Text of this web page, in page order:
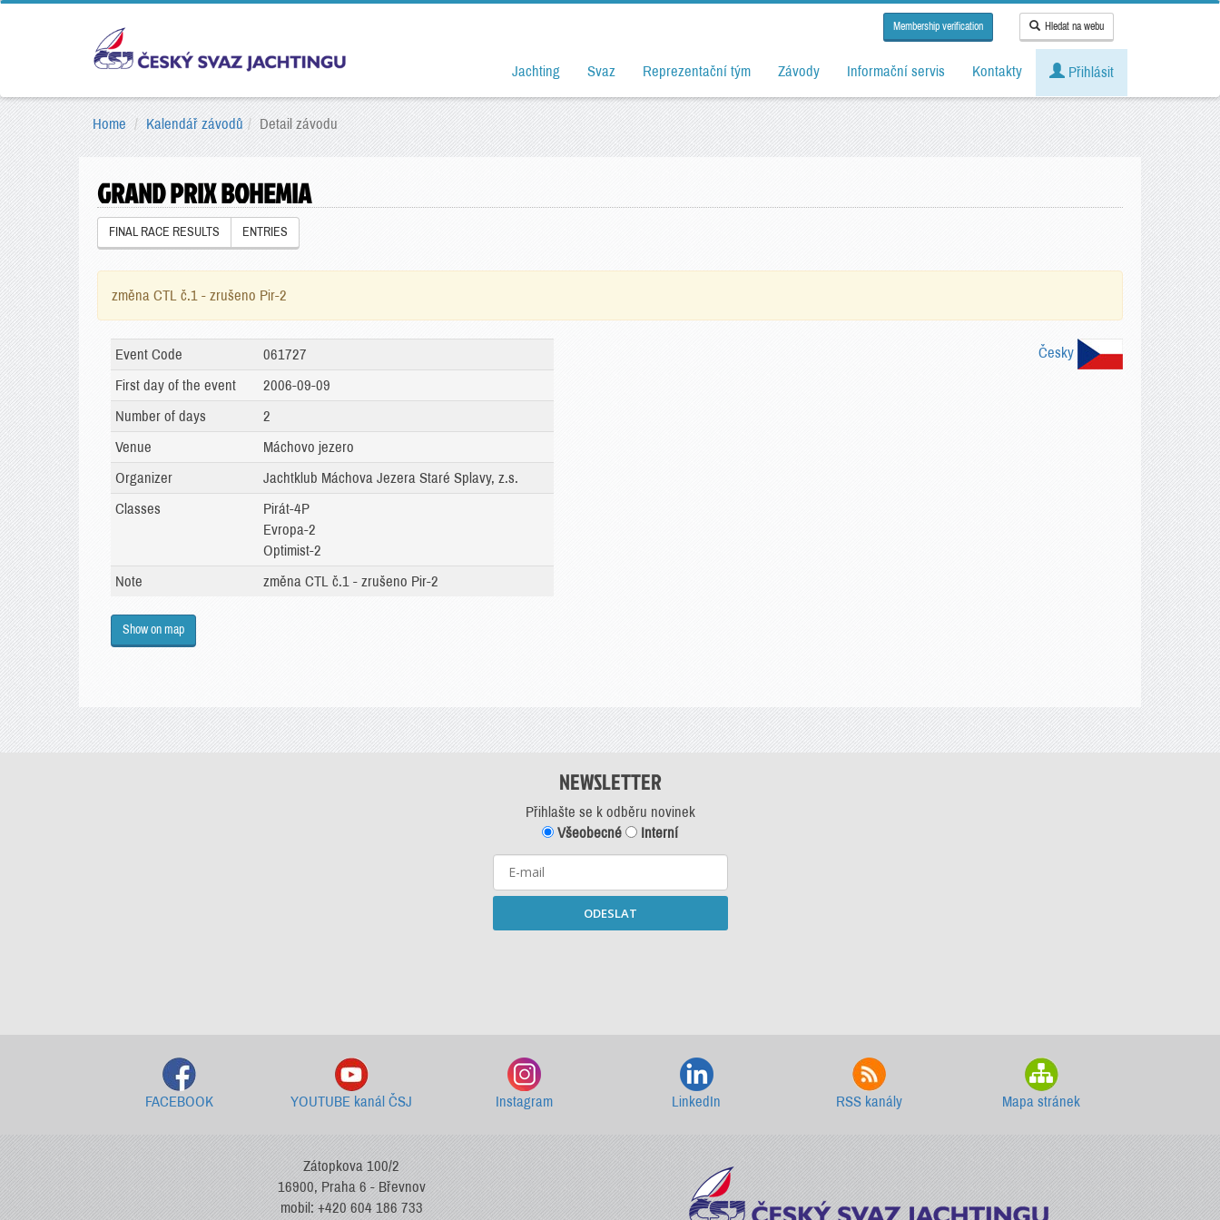
Membership verification Hledat na webu
Jachting Svaz Reprezentační tým Závody Informační servis Kontakty Přihlásit
Home Kalendář závodů Detail závodu
GRAND PRIX BOHEMIA
FINAL RACE RESULTS ENTRIES
změna CTL č.1 - zrušeno Pir-2
Česky
Event Code
061727
First day of the event
2006-09-09
Number of days
2
Venue
Máchovo jezero
Organizer
Jachtklub Máchova Jezera Staré Splavy, z.s.
Classes
Pirát-4P
Evropa-2
Optimist-2
Note
změna CTL č.1 - zrušeno Pir-2
Show on map
NEWSLETTER
Přihlašte se k odběru novinek
Všeobecné
Interní
ODESLAT
FACEBOOK YOUTUBE kanál ČSJ Instagram LinkedIn RSS kanály Mapa stránek
Zátopkova 100/2
16900, Praha 6 - Břevnov
mobil: +420 604 186 733